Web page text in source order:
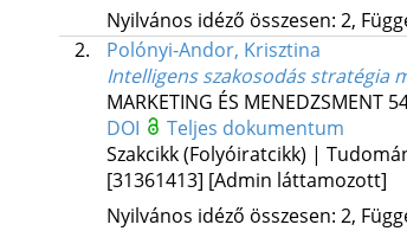
Nyilvános idéző összesen: 2,
2.
Polónyi-Andor, Krisztina
Intelligens szakosodás stratégia
MARKETING ÉS MENEDZSMENT
DOI
Teljes dokumentum
Szakcikk (Folyóiratcikk) |
[31361413] [Admin láttamozott]
Nyilvános idéző összesen: 2,